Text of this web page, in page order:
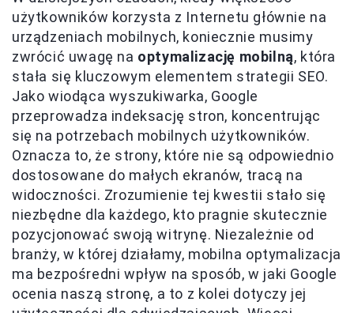
użytkowników korzysta z Internetu głównie na
urządzeniach mobilnych, koniecznie musimy
zwrócić uwagę na optymalizację mobilną, która
stała się kluczowym elementem strategii SEO.
Jako wiodąca wyszukiwarka, Google
przeprowadza indeksację stron, koncentrując
się na potrzebach mobilnych użytkowników.
Oznacza to, że strony, które nie są odpowiednio
dostosowane do małych ekranów, tracą na
widoczności. Zrozumienie tej kwestii stało się
niezbędne dla każdego, kto pragnie skutecznie
pozycjonować swoją witrynę. Niezależnie od
branży, w której działamy, mobilna optymalizacja
ma bezpośredni wpływ na sposób, w jaki Google
ocenia naszą stronę, a to z kolei dotyczy jej